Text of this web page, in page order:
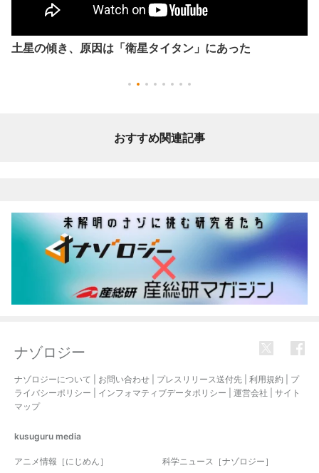
土星の傾き、原因は「衛星タイタン」にあった
おすすめ関連記事
ナゾロジー
ナゾロジーについて お問い合わせ プレスリリース送付先 利用規約
プ
ライバシーポリシー
インフォマティブデータポリシー 運営会社
サイト
マップ
kusuguru media
アニメ情報［にじめん］ 科学ニュース［ナゾロジー］